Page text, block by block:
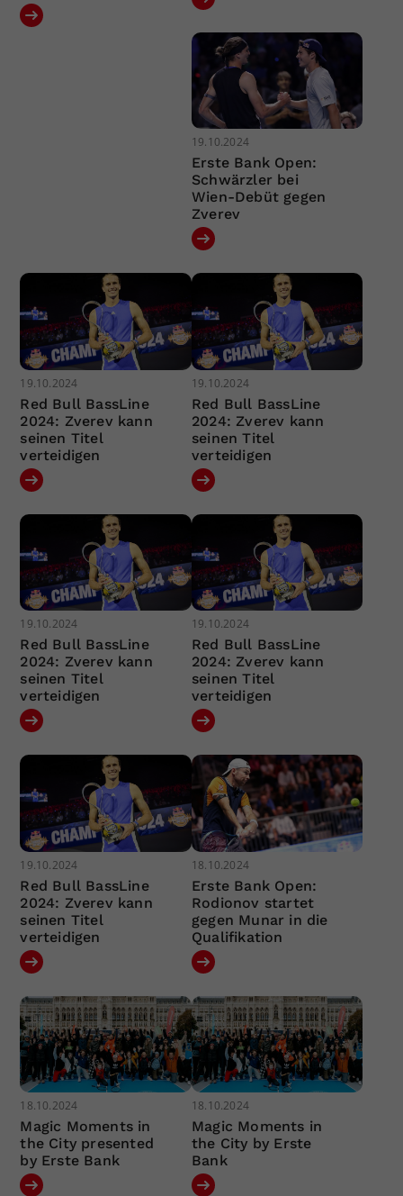
19.10.2024
Erste Bank Open:
Schwärzler bei
Wien-Debüt gegen
Zverev
19.10.2024
Red Bull BassLine
2024: Zverev kann
seinen Titel
verteidigen
19.10.2024
Red Bull BassLine
2024: Zverev kann
seinen Titel
verteidigen
19.10.2024
Red Bull BassLine
2024: Zverev kann
seinen Titel
verteidigen
19.10.2024
Red Bull BassLine
2024: Zverev kann
seinen Titel
verteidigen
19.10.2024
Red Bull BassLine
2024: Zverev kann
seinen Titel
verteidigen
18.10.2024
Erste Bank Open:
Rodionov startet
gegen Munar in die
Qualifikation
18.10.2024
Magic Moments in
the City presented
by Erste Bank
18.10.2024
Magic Moments in
the City by Erste
Bank